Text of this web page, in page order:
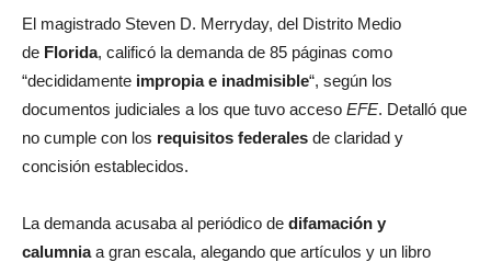
El magistrado Steven D. Merryday, del Distrito Medio
de Florida, calificó la demanda de 85 páginas como
“decididamente impropia e inadmisible“, según los
documentos judiciales a los que tuvo acceso EFE. Detalló que
no cumple con los requisitos federales de claridad y
concisión establecidos.
La demanda acusaba al periódico de difamación y
calumniaa gran escala, alegando que artículos y un libro